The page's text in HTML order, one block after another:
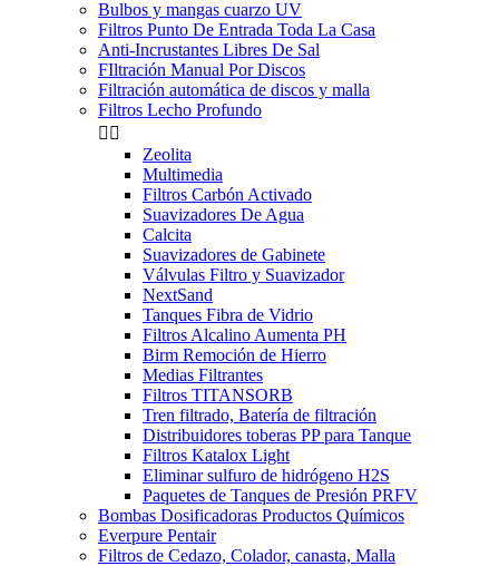
Bulbos y mangas cuarzo UV
Filtros Punto De Entrada Toda La Casa
Anti-Incrustantes Libres De Sal
FIltración Manual Por Discos
Filtración automática de discos y malla
Filtros Lecho Profundo
 
Zeolita
Multimedia
Filtros Carbón Activado
Suavizadores De Agua
Calcita
Suavizadores de Gabinete
Válvulas Filtro y Suavizador
NextSand
Tanques Fibra de Vidrio
Filtros Alcalino Aumenta PH
Birm Remoción de Hierro
Medias Filtrantes
Filtros TITANSORB
Tren filtrado, Batería de filtración
Distribuidores toberas PP para Tanque
Filtros Katalox Light
Eliminar sulfuro de hidrógeno H2S
Paquetes de Tanques de Presión PRFV
Bombas Dosificadoras Productos Químicos
Everpure Pentair
Filtros de Cedazo, Colador, canasta, Malla